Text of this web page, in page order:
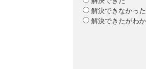
解決できなかった
解決できたがわ